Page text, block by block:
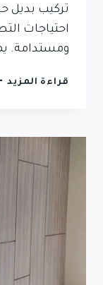
تركيب بديل
احتياجات
ومستدامة.
قراءة المزيد